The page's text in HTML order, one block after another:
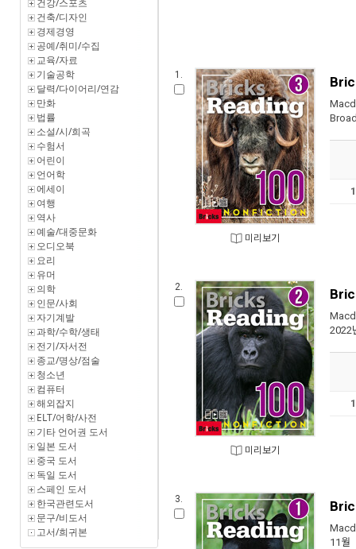
건강/스포츠
건축/디자인
경제경영
공예/취미/수집
교육/자료
기술공학
달력/다이어리/연감
만화
법률
소설/시/희곡
수험서
어린이
언어학
에세이
여행
역사
예술/대중문화
오디오북
요리
유머
의학
인문/사회
자기계발
과학/수학/생태
전기/자서전
종교/명상/점술
청소년
컴퓨터
해외잡지
ELT/어학/사전
기타 언어권 도서
일본 도서
중국 도서
독일 도서
스페인 도서
한국관련도서
문구/비도서
고서/희귀본
1.
미리보기
2.
미리보기
2022
3.
11월